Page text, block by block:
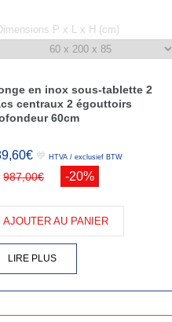
P x L x H (cm)
en inox sous-tablette 2
centraux 2 égouttoirs
60cm
💙 HTVA / exclusief BTW
987,00€ -20%
AJOUTER AU PANIER
LIRE PLUS